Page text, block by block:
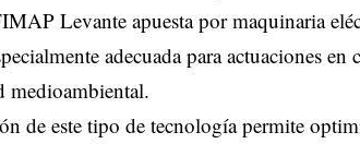
Levante apuesta por maquinaria
adecuada para actuaciones
medioambiental.
de este tipo de tecnología permite